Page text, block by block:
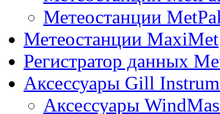
Метеостанции
Метеостанции MaxiMet
Регистратор данных
Аксессуары Gill
Аксессуары